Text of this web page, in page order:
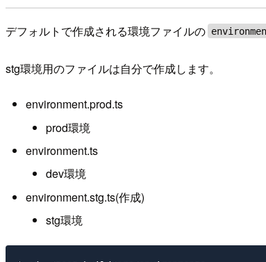
デフォルトで作成される環境ファイルの
stg環境用のファイルは自分で作成します。
environment.prod.ts
prod環境
environment.ts
dev環境
environment.stg.ts(作成)
stg環境